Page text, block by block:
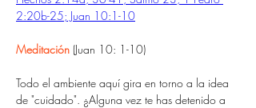
2:20b-25; Juan 10:1-10
Meditación (Juan 10: 1-10)
Todo el ambiente aquí gira en torno a la idea
de "cuidado". ¿Alguna vez te has detenido a